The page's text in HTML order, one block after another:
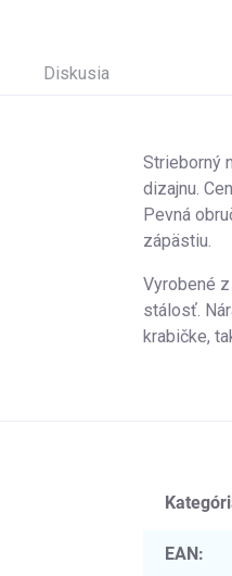
Diskusia
Strieborný
dizajnu.
Pevná
zápästiu.
Vyrobené
stálosť.
krabičke,
EAN: